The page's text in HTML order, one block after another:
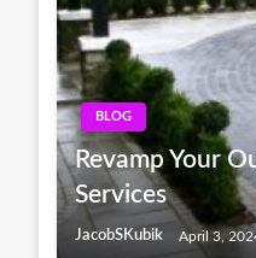
BLOG
Revamp Your
Services
JacobSKubik April 3,